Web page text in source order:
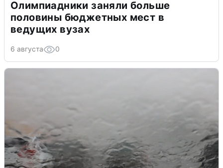
Олимпиадники заняли больше
половины бюджетных мест в
ведущих вузах
6 августа 0